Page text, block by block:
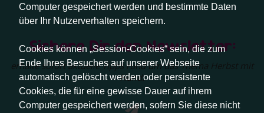
Computer gespeichert werden und bestimmte Daten
über Ihr Nutzerverhalten speichern.
Cookies können „Session-Cookies“ sein, die zum
Ende Ihres Besuches auf unserer Webseite
automatisch gelöscht werden oder persistente
Cookies, die für eine gewisse Dauer auf ihrem
Computer gespeichert werden, sofern Sie diese nicht
Sichere Dir den Newsletter:
erhalte sofort aktuelle Tipps rund um das Thema Herbst mit
Hund.